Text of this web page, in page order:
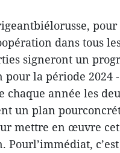
dans tous
signeront un
pour la période 2024
chaque année les
un plan
mettre en œuvre
Pourl’immédiat,